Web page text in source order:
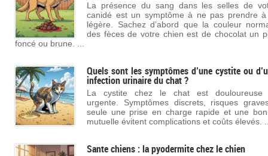
La présence du sang dans les selles de
canidé est un symptôme à ne pas prendre
légère. Sachez d’abord que la couleur
des fèces de votre chien est de chocolat un
foncé ou brune. ...
Quels sont les symptômes d’une cystite ou
infection urinaire du chat ?
La cystite chez le chat est douloureuse
urgente. Symptômes discrets, risques
seule une prise en charge rapide et une
mutuelle évitent complications et coûts élevés.
Sante chiens : la pyodermite chez le chien